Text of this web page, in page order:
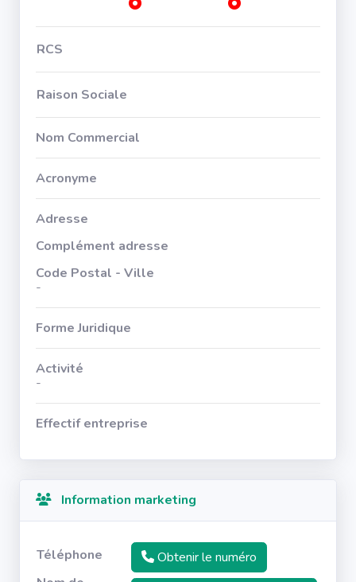
RCS
Raison Sociale
Nom Commercial
Acronyme
Adresse
Complément adresse
Code Postal - Ville
-
Forme Juridique
Activité
-
Effectif entreprise
Information marketing
Téléphone
Obtenir le numéro